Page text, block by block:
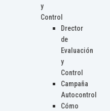
y
Control
Drector
de
Evaluación
y
Control
Campaña
Autocontrol
Cómo